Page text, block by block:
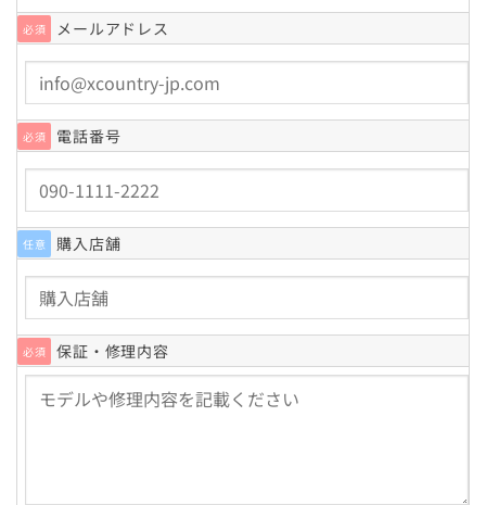
必須 メールアドレス
必須 電話番号
任意 購入店舗
必須 保証・修理内容